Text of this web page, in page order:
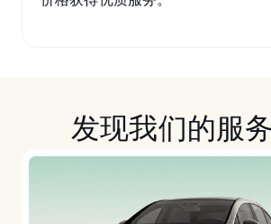
发现我们的服